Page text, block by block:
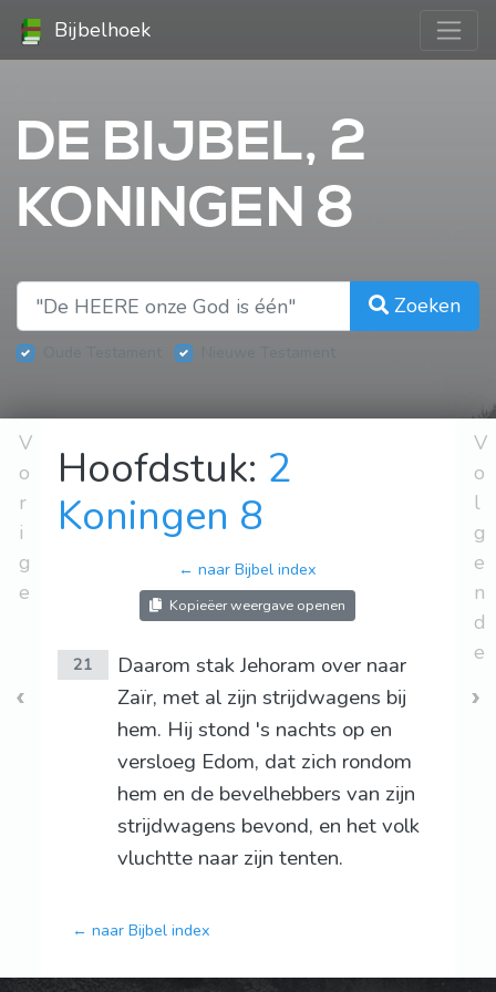
Bijbelhoek
DE BIJBEL, 2
KONINGEN 8
Zoeken
V
o
r
i
g
e
Hoofdstuk: 2
Koningen 8
← naar Bijbel index
Kopieëer weergave openen
21
Daarom stak Jehoram over naar
Zaïr, met al zijn strijdwagens bij
hem. Hij stond 's nachts op en
versloeg Edom, dat zich rondom
hem en de bevelhebbers van zijn
strijdwagens bevond, en het volk
vluchtte naar zijn tenten.
← naar Bijbel index
V
o
l
g
e
n
d
e